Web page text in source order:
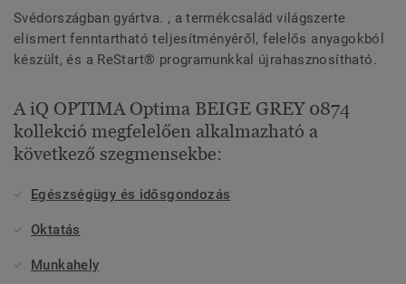
Svédországban gyártva. , a termékcsalád világszerte
elismert fenntartható teljesítményéről, felelős anyagokból
készült, és a ReStart® programunkkal újrahasznosítható.
A iQ OPTIMA Optima BEIGE GREY 0874
kollekció megfelelően alkalmazható a
következő szegmensekbe:
Egészségügy és idősgondozás
Oktatás
Munkahely